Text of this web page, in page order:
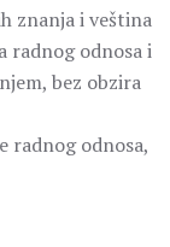
znanja i veština
radnog odnosa i
bez obzira
radnog odnosa,